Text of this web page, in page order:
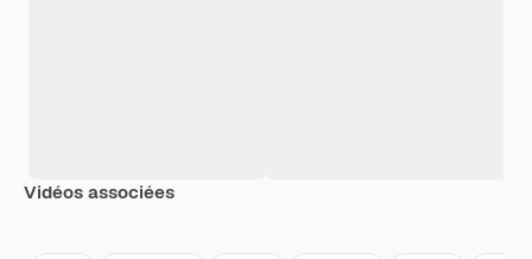
Vidéos associées